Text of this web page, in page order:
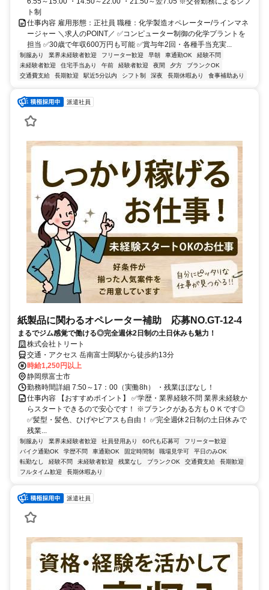
ト制
仕事内容 雇用形態：正社員 職種：化学製造オペレーター/ラインマネ
ージャー ＼求人のPOINT／ ✅コンピューター制御の化学プラントを
担当 ✅30歳で年収600万円も可能 ✅賞与年2回・各種手当充実...
制服あり 業界未経験者歓迎 フリーター歓迎 早朝 車通勤OK
経験不問
未経験者歓迎
住宅手当あり 午前 経験者歓迎 夜間 夕方
ブランクOK
交通費支給
長期歓迎 駅近5分以内 シフト制 深夜 長期休暇あり 食事補助あり
派遣社員
紙製品に関わるオペレーター補助 応募NO.GT-12-4
まるでジム感覚で働ける◎完全週休2日制の土日休みも魅力！
株式会社トリート
交通・アクセス 岳南富士岡駅から徒歩約13分
時給1,250円以上
静岡県富士市
勤務時間詳細 7:50～17：00（実働8h） ・残業ほぼなし！
仕事内容 【おすすめポイント】 ✅学歴・業界経験不問 業界未経験か
らスタートできるので安心です！ ※ブランクがある方もＯＫです◎
✅髪型・髪色、ひげやピアスも自由！ ✅完全週休2日制の土日休みで
残業...
制服あり 業界未経験者歓迎 社員登用あり 60代も応募可
フリーター歓迎
バイク通勤OK
学歴不問 車通勤OK 固定時間制 職場見学可
平日のみOK
転勤なし
経験不問 未経験者歓迎 残業なし ブランクOK 交通費支給
長期歓迎
フルタイム歓迎
長期休暇あり
派遣社員